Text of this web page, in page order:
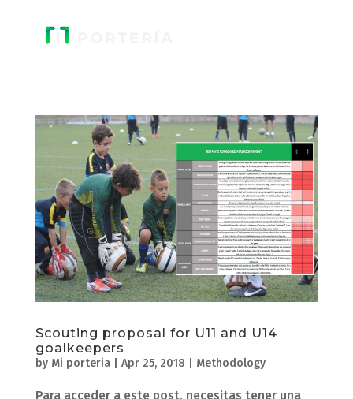
Scouting proposal for U11 and U14
goalkeepers
by Mi porteria| Apr 25, 2018 Methodology
Para acceder a este post, necesitas tener una